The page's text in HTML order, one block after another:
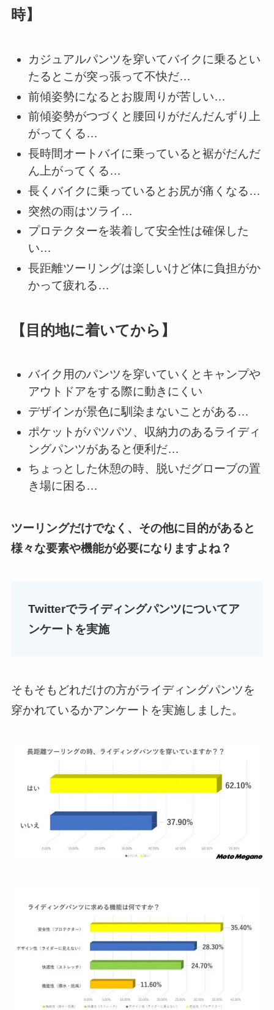
時】
カジュアルパンツを穿いてバイクに乗るとい
たるとこが突っ張って不快だ…
前傾姿勢になるとお腹周りが苦しい…
前傾姿勢がつづくと腰回りがだんだんずり上
がってくる…
長時間オートバイに乗っていると裾がだんだ
ん上がってくる…
長くバイクに乗っているとお尻が痛くなる…
突然の雨はツライ…
プロテクターを装着して安全性は確保した
い…
長距離ツーリングは楽しいけど体に負担がか
かって疲れる…
【目的地に着いてから】
バイク用のパンツを穿いていくとキャンプや
アウトドアをする際に動きにくい
デザインが景色に馴染まないことがある…
ポケットがパツパツ、収納力のあるライディ
ングパンツがあると便利だ…
ちょっとした休憩の時、脱いだグローブの置
き場に困る…
ツーリングだけでなく、その他に目的があると
様々な要素や機能が必要になりますよね？
Twitterでライディングパンツについてア
ンケートを実施
そもそもどれだけの方がライディングパンツを
穿かれているかアンケートを実施しました。